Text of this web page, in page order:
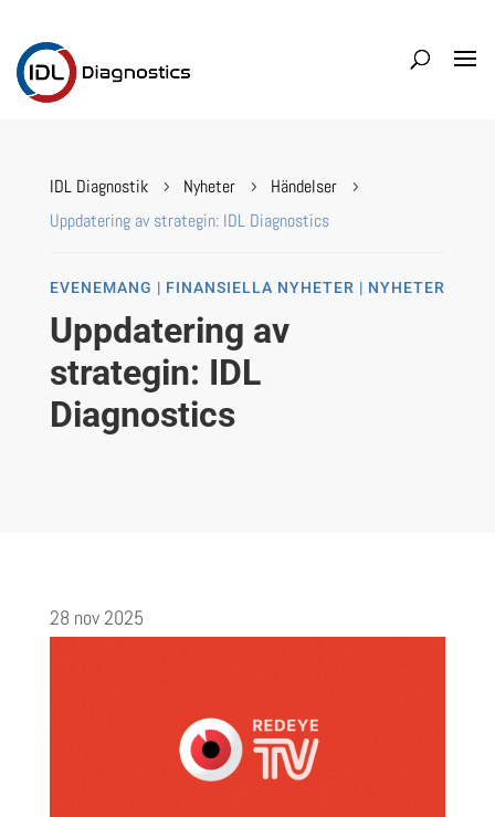
IDL Diagnostik 5 Nyheter 5 Händelser 5
Uppdatering av strategin: IDL Diagnostics
EVENEMANG | FINANSIELLA NYHETER | NYHETER
Uppdatering av
strategin: IDL
Diagnostics
28 nov 2025